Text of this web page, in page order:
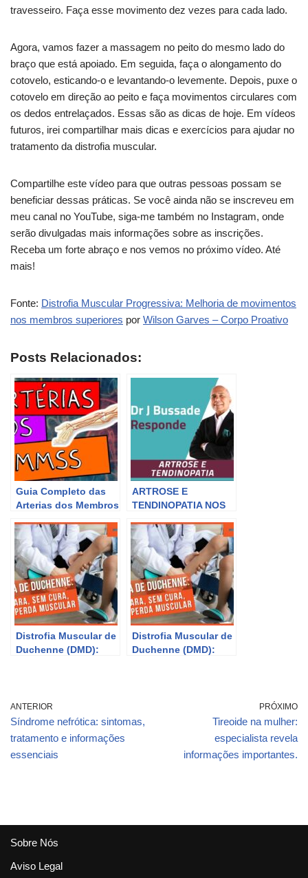
travesseiro. Faça esse movimento dez vezes para cada lado.
Agora, vamos fazer a massagem no peito do mesmo lado do
braço que está apoiado. Em seguida, faça o alongamento do
cotovelo, esticando-o e levantando-o levemente. Depois, puxe o
cotovelo em direção ao peito e faça movimentos circulares com
os dedos entrelaçados. Essas são as dicas de hoje. Em vídeos
futuros, irei compartilhar mais dicas e exercícios para ajudar no
tratamento da distrofia muscular.
Compartilhe este vídeo para que outras pessoas possam se
beneficiar dessas práticas. Se você ainda não se inscreveu em
meu canal no YouTube, siga-me também no Instagram, onde
serão divulgadas mais informações sobre as inscrições.
Receba um forte abraço e nos vemos no próximo vídeo. Até
mais!
Fonte: Distrofia Muscular Progressiva: Melhoria de movimentos
nos membros superiores por Wilson Garves – Corpo Proativo
Posts Relacionados:
Guia Completo das
Arterias dos Membros
Anatomia e Funções.
ARTROSE E
TENDINOPATIA NOS
SUPERIORES |
Medicina
Ortomolecular
Distrofia Muscular de
Duchenne (DMD):
Explanations #28
Distrofia Muscular de
Duchenne (DMD):
ANTERIOR
Síndrome nefrótica: sintomas,
tratamento e informações
essenciais
PRÓXIMO
Tireoide na mulher:
especialista revela
informações importantes.
Sobre Nós
Aviso Legal